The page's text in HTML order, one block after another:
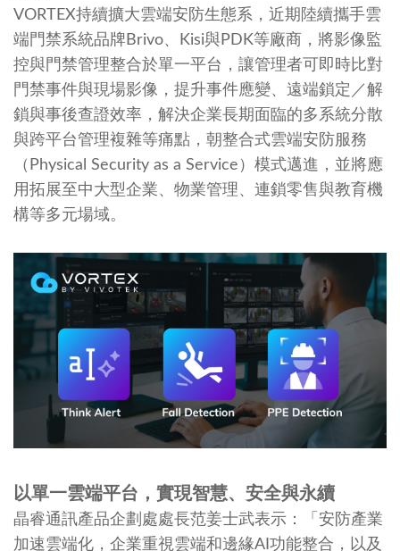
VORTEX持續擴大雲端安防生態系，近期陸續攜手雲
端門禁系統品牌Brivo、Kisi與PDK等廠商，將影像監
控與門禁管理整合於單一平台，讓管理者可即時比對
門禁事件與現場影像，提升事件應變、遠端鎖定／解
鎖與事後查證效率，解決企業長期面臨的多系統分散
與跨平台管理複雜等痛點，朝整合式雲端安防服務
（Physical Security as a Service）模式邁進，並將應
用拓展至中大型企業、物業管理、連鎖零售與教育機
構等多元場域。
以單一雲端平台，實現智慧、安全與永續
晶睿通訊產品企劃處處長范姜士武表示：「安防產業
加速雲端化，企業重視雲端和邊緣AI功能整合，以及